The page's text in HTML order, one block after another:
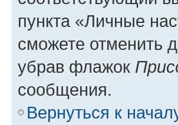
пункта «Личные
сможете отменить
убрав флажок
сообщения.
Вернуться к